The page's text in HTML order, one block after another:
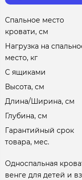
Спальное место
кровати, см
Нагрузка на
место, кг
С ящиками
Высота, см
Длина/Ширина, см
Глубина, см
Гарантийный срок
товара, мес.
Односпальная
венге для детей и